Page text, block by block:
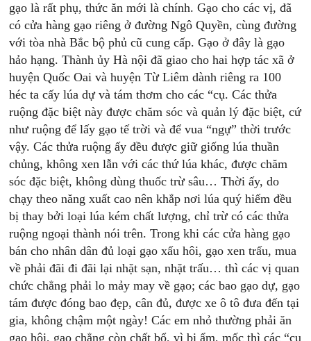
gạo là rất phụ, thức ăn mới là chính. Gạo cho các vị, đã
có cửa hàng gạo riêng ở đường Ngô Quyền, cùng đường
với tòa nhà Bắc bộ phủ cũ cung cấp. Gạo ở đây là gạo
hảo hạng. Thành ủy Hà nội đã giao cho hai hợp tác xã ở
huyện Quốc Oai và huyện Từ Liêm dành riêng ra 100
héc ta cấy lúa dự và tám thơm cho các “cụ. Các thửa
ruộng đặc biệt này được chăm sóc và quản lý đặc biệt, cứ
như ruộng để lấy gạo tế trời và để vua “ngự” thời trước
vậy. Các thửa ruộng ấy đều được giữ giống lúa thuần
chủng, không xen lẫn với các thứ lúa khác, được chăm
sóc đặc biệt, không dùng thuốc trừ sâu… Thời ấy, do
chạy theo năng xuất cao nên khắp nơi lúa quý hiếm đều
bị thay bởi loại lúa kém chất lượng, chỉ trừ có các thửa
ruộng ngoại thành nói trên. Trong khi các cửa hàng gạo
bán cho nhân dân đủ loại gạo xấu hôi, gạo xen trấu, mua
về phải đãi đi đãi lại nhặt sạn, nhặt trấu… thì các vị quan
chức chẳng phải lo mảy may về gạo; các bao gạo dự, gạo
tám được đóng bao đẹp, cân đủ, được xe ô tô đưa đến tại
gia, không chậm một ngày! Các em nhỏ thường phải ăn
gạo hôi, gạo chẳng còn chất bổ, vì bị ẩm, mốc thì các “cụ